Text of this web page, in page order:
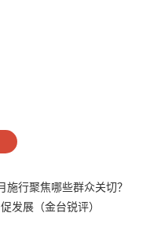
行聚焦哪些群众关切？
发展（金台锐评）